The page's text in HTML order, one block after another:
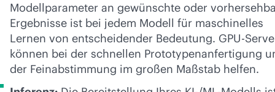
Modellparameter an gewünschte oder
Ergebnisse ist bei jedem Modell für maschinelles
Lernen von entscheidender Bedeutung. GPU-
können bei der schnellen Prototypenanfertigung
der Feinabstimmung im großen Maßstab helfen.